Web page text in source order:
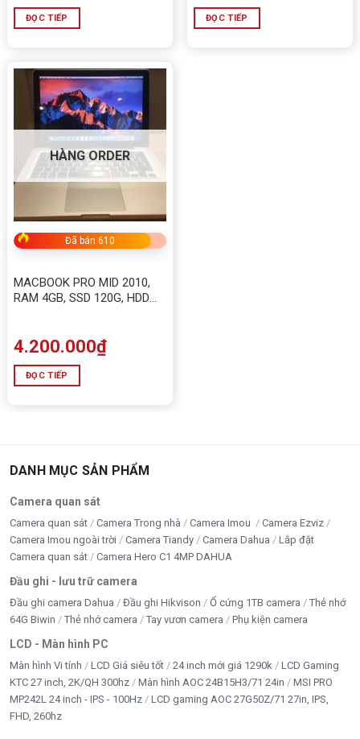
ĐỌC TIẾP ĐỌC TIẾP
HÀNG ORDER
Đã bán 610
MACBOOK PRO MID 2010,
RAM 4GB, SSD 120G, HDD
4.200.000₫
ĐỌC TIẾP
DANH MỤC SẢN PHẨM
Camera quan sát
Camera quan sát Camera Trong nhà Camera Imou
Camera Ezviz
Camera Imou ngoài trời
Camera Tiandy Camera Dahua
Lắp đặt
Camera quan sát
Camera Hero C1 4MP DAHUA
Đầu ghi - lưu trữ camera
Đầu ghi camera Dahua Đầu ghi Hikvison Ổ cứng 1TB camera
Thẻ nhớ
64G Biwin
Thẻ nhớ camera Tay vươn camera Phụ kiện camera
LCD - Màn hình PC
Màn hình Vi tính LCD Giá siêu tốt 24 inch mới giá 1290k
LCD Gaming
KTC 27 inch, 2K/QH 300hz
Màn hình AOC 24B15H3/71 24in
MSI PRO
MP242L 24 inch - IPS - 100Hz
LCD gaming AOC 27G50Z/71 27in, IPS,
FHD, 260hz